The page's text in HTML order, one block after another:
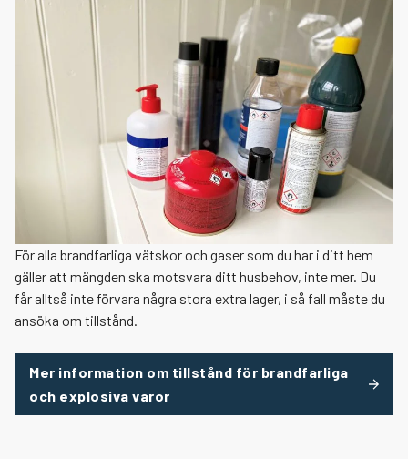
Vid drunkning
Vid hjärtstopp
Efter en olycka
Elda i kamin, soteld
Sotning och brandskyddskontroll
Brandfarliga ämnen, förvaring
Ladda litiumjonbatterier
Individanpassat brandskydd
Brandsäker utomhus
Eldningsförbud
Säker i trafiken
För alla brandfarliga vätskor och gaser som du har i ditt hem
gäller att mängden ska motsvara ditt husbehov, inte mer. Du
får alltså inte förvara några stora extra lager, i så fall måste du
ansöka om tillstånd.
Mer information om tillstånd för brandfarliga
och explosiva varor